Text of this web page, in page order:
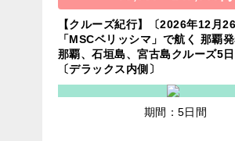
【クルーズ紀行】〔2026年12月26
「MSCベリッシマ」で航く 那覇発
那覇、石垣島、宮古島クルーズ5
〔デラックス内側〕
期間：5日間